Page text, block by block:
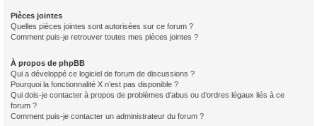
Pièces jointes
Quelles pièces jointes sont autorisées sur ce forum ?
Comment puis-je retrouver toutes mes pièces jointes ?
À propos de phpBB
Qui a développé ce logiciel de forum de discussions ?
Pourquoi la fonctionnalité X n’est pas disponible ?
Qui dois-je contacter à propos de problèmes d’abus ou d’ordres légaux liés à ce
forum ?
Comment puis-je contacter un administrateur du forum ?